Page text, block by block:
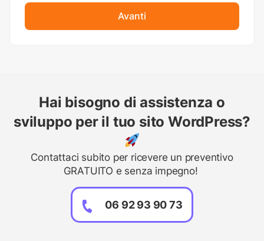
Avanti
Hai bisogno di assistenza o
sviluppo per il tuo sito WordPress?
Contattaci subito per ricevere un preventivo
GRATUITO e senza impegno!
06 92 93 90 73